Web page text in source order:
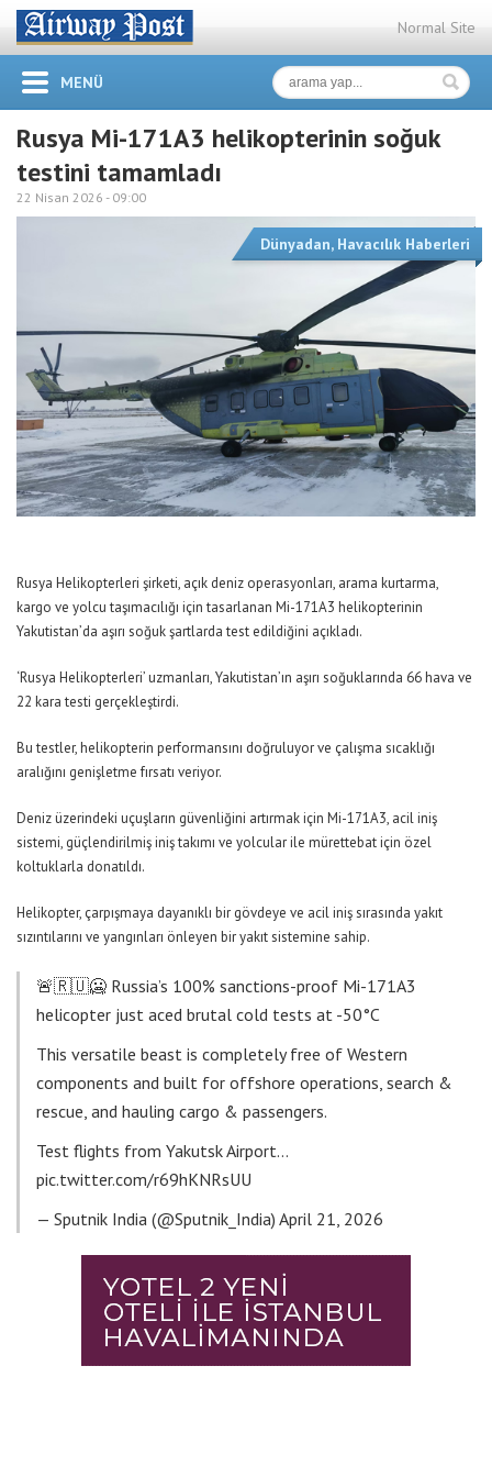
Normal Site
MENÜ
Rusya Mi-171A3 helikopterinin soğuk
testini tamamladı
22 Nisan 2026 - 09:00
Dünyadan, Havacılık Haberleri
Rusya Helikopterleri şirketi, açık deniz operasyonları, arama kurtarma,
kargo ve yolcu taşımacılığı için tasarlanan Mi-171A3 helikopterinin
Yakutistan’da aşırı soğuk şartlarda test edildiğini açıkladı.
‘Rusya Helikopterleri’ uzmanları, Yakutistan’ın aşırı soğuklarında 66 hava ve
22 kara testi gerçekleştirdi.
Bu testler, helikopterin performansını doğruluyor ve çalışma sıcaklığı
aralığını genişletme fırsatı veriyor.
Deniz üzerindeki uçuşların güvenliğini artırmak için Mi-171A3, acil iniş
sistemi, güçlendirilmiş iniş takımı ve yolcular ile mürettebat için özel
koltuklarla donatıldı.
Helikopter, çarpışmaya dayanıklı bir gövdeye ve acil iniş sırasında yakıt
sızıntılarını ve yangınları önleyen bir yakıt sistemine sahip.
🚨🇷🇺🥶 Russia’s 100% sanctions-proof Mi-171A3
helicopter just aced brutal cold tests at -50°C
This versatile beast is completely free of Western
components and built for offshore operations, search &
rescue, and hauling cargo & passengers.
Test flights from Yakutsk Airport…
pic.twitter.com/r69hKNRsUU
— Sputnik India (@Sputnik_India) April 21, 2026